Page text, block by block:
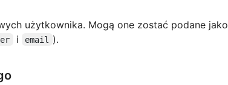
użytkownika. Mogą one zostać podane jako
i email ).